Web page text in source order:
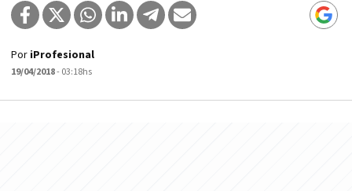
Por iProfesional
19/04/2018- 03:18hs